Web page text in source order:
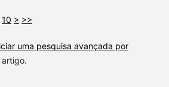
10 > >>
uma pesquisa avançada por